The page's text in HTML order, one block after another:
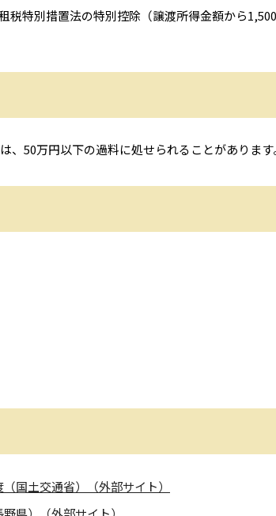
特別措置法の特別控除（譲渡所得金額から
50万円以下の過料に処せられることがあります
国土交通省）（外部サイト）